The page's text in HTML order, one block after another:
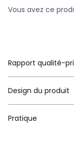
Vous avez ce
Rapport qualité-
Design du produit
Pratique